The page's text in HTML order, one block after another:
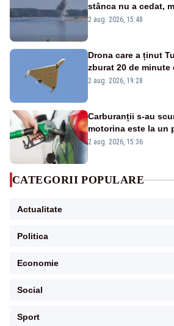
stânca nu a cedat,
detonările luni –
2 aug. 2026, 15:48
Drona care a ținut
zburat 20 de minute
României. Au fost
2 aug. 2026, 19:28
Carburanții s-au
motorina este la un
2 aug. 2026, 15:36
CATEGORII POPULARE
Actualitate
Politica
Economie
Social
Sport